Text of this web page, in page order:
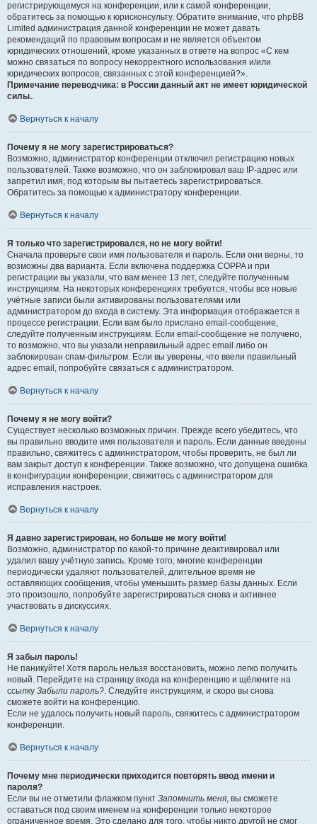
регистрирующемуся на конференции, или к самой конференции,
обратитесь за помощью к юрисконсульту. Обратите внимание, что phpBB
Limited администрация данной конференции не может давать
рекомендаций по правовым вопросам и не является объектом
юридических отношений, кроме указанных в ответе на вопрос «С кем
можно связаться по вопросу некорректного использования и/или
юридических вопросов, связанных с этой конференцией?».
Примечание переводчика: в России данный акт не имеет юридической
силы..
Вернуться к началу
Почему я не могу зарегистрироваться?
Возможно, администратор конференции отключил регистрацию новых
пользователей. Также возможно, что он заблокировал ваш IP-адрес или
запретил имя, под которым вы пытаетесь зарегистрироваться.
Обратитесь за помощью к администратору конференции.
Вернуться к началу
Я только что зарегистрировался, но не могу войти!
Сначала проверьте свои имя пользователя и пароль. Если они верны, то
возможны два варианта. Если включена поддержка COPPA и при
регистрации вы указали, что вам менее 13 лет, следуйте полученным
инструкциям. На некоторых конференциях требуется, чтобы все новые
учётные записи были активированы пользователями или
администратором до входа в систему. Эта информация отображается в
процессе регистрации. Если вам было прислано email-сообщение,
следуйте полученным инструкциям. Если email-сообщение не получено,
то возможно, что вы указали неправильный адрес email либо он
заблокирован спам-фильтром. Если вы уверены, что ввели правильный
адрес email, попробуйте связаться с администратором.
Вернуться к началу
Почему я не могу войти?
Существует несколько возможных причин. Прежде всего убедитесь, что
вы правильно вводите имя пользователя и пароль. Если данные введены
правильно, свяжитесь с администратором, чтобы проверить, не был ли
вам закрыт доступ к конференции. Также возможно, что допущена ошибка
в конфигурации конференции, свяжитесь с администратором для
исправления настроек.
Вернуться к началу
Я давно зарегистрирован, но больше не могу войти!
Возможно, администратор по какой-то причине деактивировал или
удалил вашу учётную запись. Кроме того, многие конференции
периодически удаляют пользователей, длительное время не
оставляющих сообщения, чтобы уменьшить размер базы данных. Если
это произошло, попробуйте зарегистрироваться снова и активнее
участвовать в дискуссиях.
Вернуться к началу
Я забыл пароль!
Не паникуйте! Хотя пароль нельзя восстановить, можно легко получить
новый. Перейдите на страницу входа на конференцию и щёлкните на
ссылку Забыли пароль?. Следуйте инструкциям, и скоро вы снова
сможете войти на конференцию.
Если не удалось получить новый пароль, свяжитесь с администратором
конференции.
Вернуться к началу
Почему мне периодически приходится повторять ввод имени и
пароля?
Если вы не отметили флажком пункт Запомнить меня, вы сможете
оставаться под своим именем на конференции только некоторое
ограниченное время. Это сделано для того, чтобы никто другой не смог